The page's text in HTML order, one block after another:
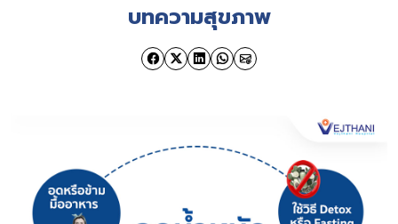
บทความสุขภาพ